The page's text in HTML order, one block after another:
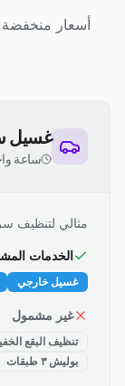
أسعار منخفضة
غسيل
ساعة
مثالي لتنظيف
الخدمات
غسيل خارجي
غير مشمول
تنظيف البقع
بوليش ٣ طبقات